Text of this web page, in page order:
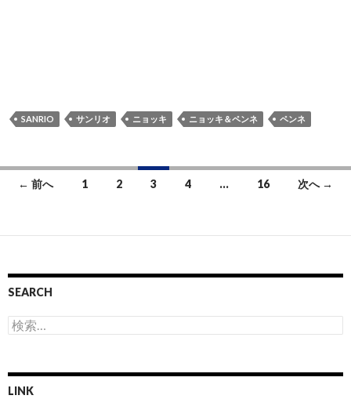
SANRIO サンリオ ニョッキ ニョッキ＆ペンネ ペンネ
稿
ナ
ビ
ゲ
シ
← 前へ 1 2 3 4 … 16 次へ →
SEARCH
検
索
LINK